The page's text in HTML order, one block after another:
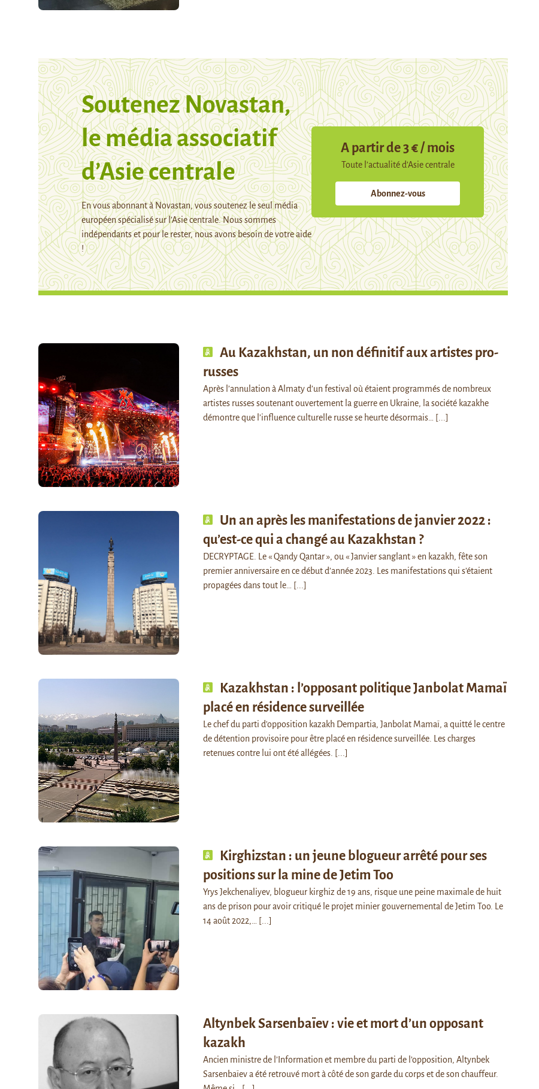
Soutenez Novastan,
le média associatif
d’Asie centrale
En vous abonnant à Novastan, vous soutenez le seul média
européen spécialisé sur l’Asie centrale. Nous sommes
indépendants et pour le rester, nous avons besoin de votre aide
!
A partir de 3 € / mois
Toute l’actualité d’Asie centrale
Abonnez-vous
Au Kazakhstan, un non définitif aux artistes pro-
russes
Après l’annulation à Almaty d’un festival où étaient programmés de nombreux
artistes russes soutenant ouvertement la guerre en Ukraine, la société kazakhe
démontre que l’influence culturelle russe se heurte désormais…
[...]
Un an après les manifestations de janvier 2022 :
qu’est-ce qui a changé au Kazakhstan ?
DECRYPTAGE. Le « Qandy Qantar », ou « Janvier sanglant » en kazakh, fête son
premier anniversaire en ce début d’année 2023. Les manifestations qui s’étaient
propagées dans tout le…
[...]
Kazakhstan : l’opposant politique Janbolat Mamaï
placé en résidence surveillée
Le chef du parti d'opposition kazakh Dempartia, Janbolat Mamaï, a quitté le centre
de détention provisoire pour être placé en résidence surveillée. Les charges
retenues contre lui ont été allégées. [...]
Kirghizstan : un jeune blogueur arrêté pour ses
positions sur la mine de Jetim Too
Yrys Jekchenaliyev, blogueur kirghiz de 19 ans, risque une peine maximale de huit
ans de prison pour avoir critiqué le projet minier gouvernemental de Jetim Too. Le
14 août 2022,…
[...]
Altynbek Sarsenbaïev : vie et mort d’un opposant
kazakh
Ancien ministre de l’Information et membre du parti de l’opposition, Altynbek
Sarsenbaïev a été retrouvé mort à côté de son garde du corps et de son chauffeur.